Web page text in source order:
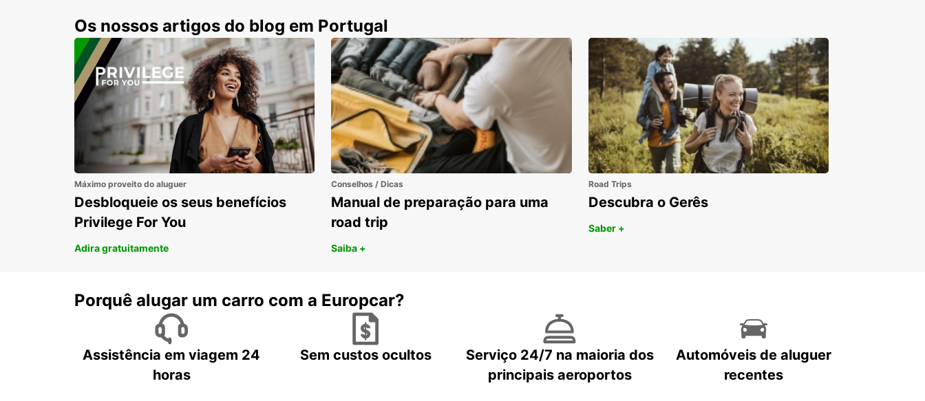
Os nossos artigos do blog em Portugal
Máximo proveito do aluguer
Desbloqueie os seus benefícios
Privilege For You
Adira gratuitamente
Conselhos / Dicas
Manual de preparação para uma
road trip
Saiba +
Road Trips
Descubra o Gerês
Saber +
Porquê alugar um carro com a Europcar?
Assistência em viagem 24
horas
Sem custos ocultos
Serviço 24/7 na maioria dos
principais aeroportos
Automóveis de aluguer
recentes